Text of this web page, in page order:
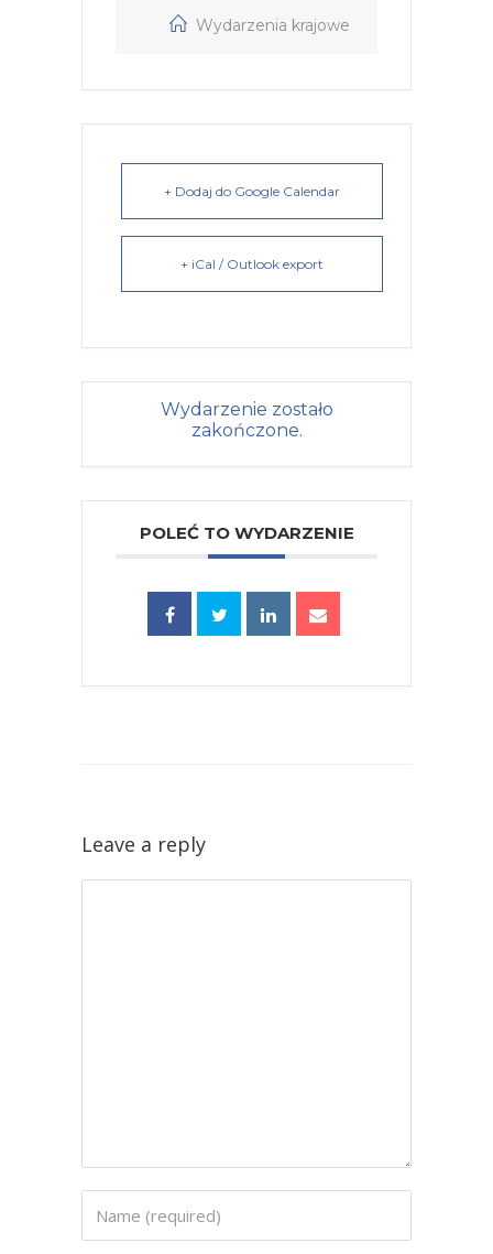
Wydarzenia krajowe
+ Dodaj do Google Calendar
+ iCal / Outlook export
Wydarzenie zostało
zakończone.
POLEĆ TO WYDARZENIE
Leave a reply